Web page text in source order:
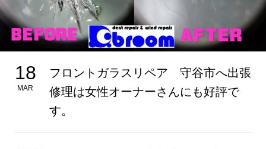
18
MAR
フロントガラスリペア 守谷市へ出張
修理は女性オーナーさんにも好評で
す。